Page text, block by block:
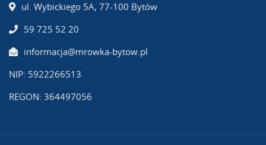
ul. Wybickiego 5A, 77-100 Bytów
59 725 52 20
informacja@mrowka-bytow.pl
NIP: 5922266513
REGON: 364497056